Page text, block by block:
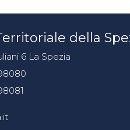
della
6 La Spezia